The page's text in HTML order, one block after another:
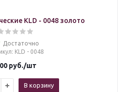
KLD - 0048 золото
Достаточно
: KLD - 0048
руб./шт
В корзину